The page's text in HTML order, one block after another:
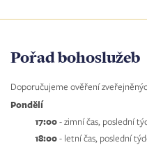
Pořad bohoslužeb
Doporučujeme ověření
Pondělí
17:00- zimní čas, poslední
18:00- letní čas, poslední